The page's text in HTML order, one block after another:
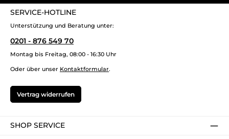
SERVICE-HOTLINE
Unterstützung und Beratung unter:
0201 - 876 549 70
Montag bis Freitag, 08:00 - 16:30 Uhr
Oder über unser Kontaktformular.
Vertrag widerrufen
SHOP SERVICE